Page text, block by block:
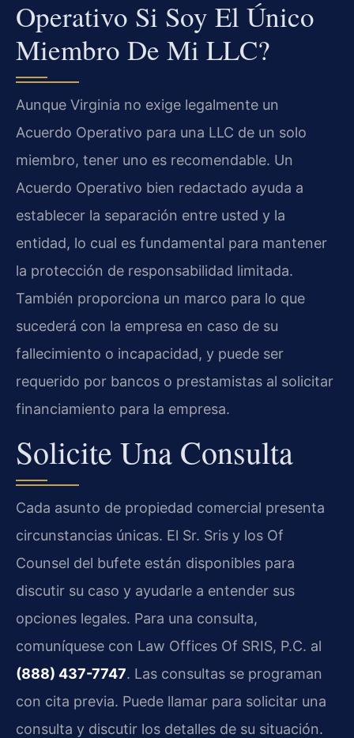
Operativo Si Soy El Único
Miembro De Mi LLC?
Aunque Virginia no exige legalmente un
Acuerdo Operativo para una LLC de un solo
miembro, tener uno es recomendable. Un
Acuerdo Operativo bien redactado ayuda a
establecer la separación entre usted y la
entidad, lo cual es fundamental para mantener
la protección de responsabilidad limitada.
También proporciona un marco para lo que
sucederá con la empresa en caso de su
fallecimiento o incapacidad, y puede ser
requerido por bancos o prestamistas al solicitar
financiamiento para la empresa.
Solicite Una Consulta
Cada asunto de propiedad comercial presenta
circunstancias únicas. El Sr. Sris y los Of
Counsel del bufete están disponibles para
discutir su caso y ayudarle a entender sus
opciones legales. Para una consulta,
comuníquese con Law Offices Of SRIS, P.C. al
(888) 437-7747. Las consultas se programan
con cita previa. Puede llamar para solicitar una
consulta y discutir los detalles de su situación.